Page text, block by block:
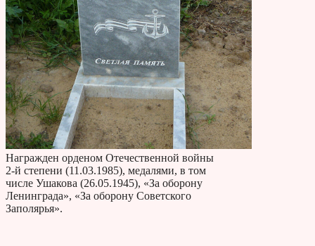
Награжден орденом Отечественной войны
2-й степени (11.03.1985), медалями, в том
числе Ушакова (26.05.1945), «За оборону
Ленинграда», «За оборону Советского
Заполярья».